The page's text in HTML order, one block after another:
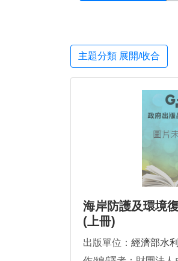
主題分類 展開/收合
海岸防護及環境
(上冊)
出版單位： 經濟部水